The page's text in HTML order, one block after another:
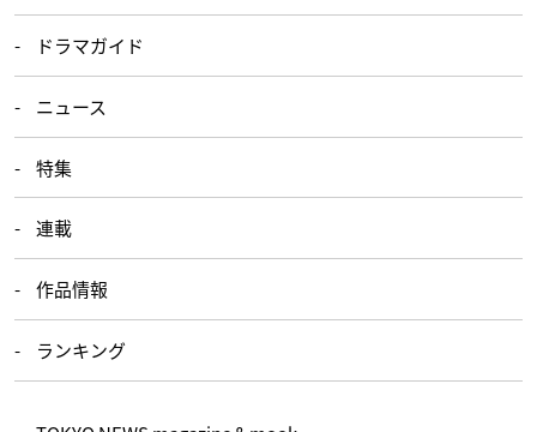
ドラマガイド
ニュース
特集
連載
作品情報
ランキング